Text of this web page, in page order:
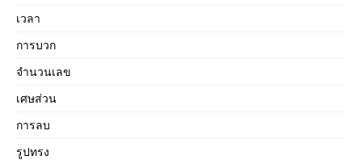
เวลา
การบวก
จำนวนเลข
เศษส่วน
การลบ
รูปทรง